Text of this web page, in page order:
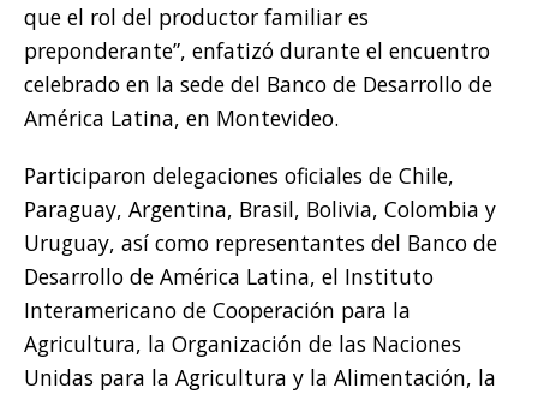
que el rol del productor familiar es
preponderante”, enfatizó durante el encuentro
celebrado en la sede del Banco de Desarrollo de
América Latina, en Montevideo.
Participaron delegaciones oficiales de Chile,
Paraguay, Argentina, Brasil, Bolivia, Colombia y
Uruguay, así como representantes del Banco de
Desarrollo de América Latina, el Instituto
Interamericano de Cooperación para la
Agricultura, la Organización de las Naciones
Unidas para la Agricultura y la Alimentación, la